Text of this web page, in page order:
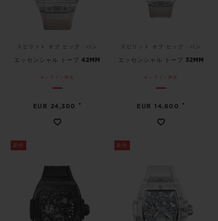
スピリット オブ ビッグ・バン
エッセンシャル トープ 42MM
オンライン限定
EUR 24,300 •
スピリット オブ ビッグ・バン
エッセンシャル トープ 32MM
オンライン限定
EUR 14,600 •
新作 新作